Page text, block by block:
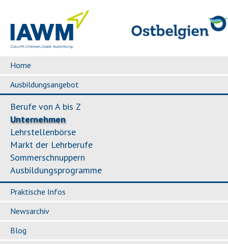
Home
Ausbildungsangebot
Berufe von A bis Z
Unternehmen
Lehrstellenbörse
Markt der Lehrberufe
Sommerschnuppern
Ausbildungsprogramme
Praktische Infos
Newsarchiv
Blog